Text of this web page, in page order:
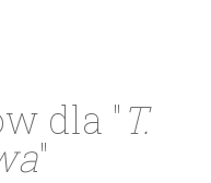
dla "T.
"